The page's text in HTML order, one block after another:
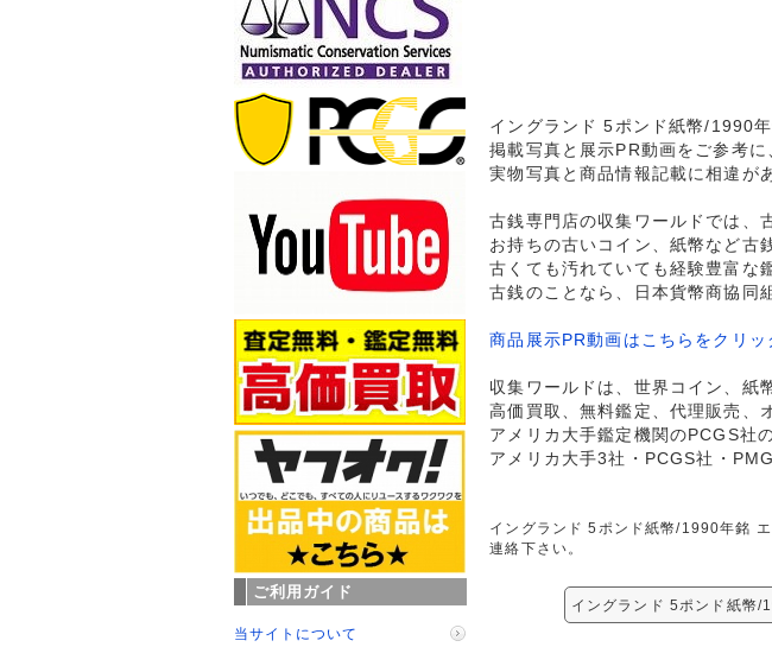
イングランド 5ポンド紙幣/1990
掲載写真と展示PR動画をご参考
実物写真と商品情報記載に相違が
古銭専門店の収集ワールドでは、
お持ちの古いコイン、紙幣など古
古くても汚れていても経験豊富な
古銭のことなら、日本貨幣商協同
商品展示PR動画はこちらをクリ
収集ワールドは、世界コイン、紙
高価買取、無料鑑定、代理販売、
アメリカ大手鑑定機関のPCGS社
アメリカ大手3社・PCGS社・
イングランド 5ポンド紙幣/1990年銘
連絡下さい。
イングランド 5ポンド紙幣
ご利用ガイド
当サイトについて